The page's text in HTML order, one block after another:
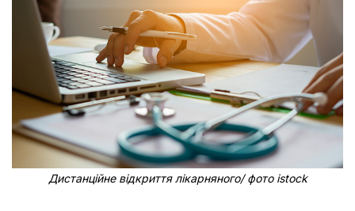
Дистанційне відкриття лікарняного/ фото istock